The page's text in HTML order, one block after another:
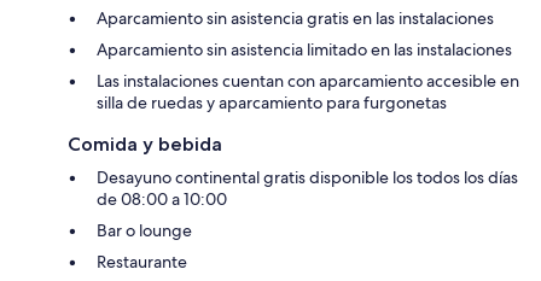
Aparcamiento sin asistencia gratis en las instalaciones
Aparcamiento sin asistencia limitado en las instalaciones
Las instalaciones cuentan con aparcamiento accesible en
silla de ruedas y aparcamiento para furgonetas
Comida y bebida
Desayuno continental gratis disponible los todos los días
de 08:00 a 10:00
Bar o lounge
Restaurante